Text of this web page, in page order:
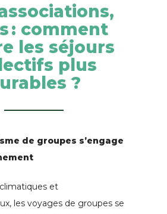
: comment
les séjours
plus
?
de groupes s’engage
et
les voyages de groupes se